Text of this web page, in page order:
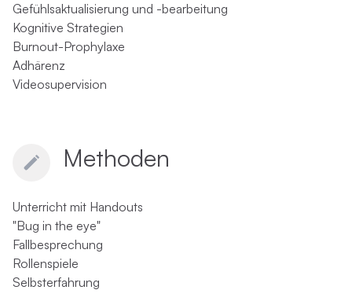
Gefühlsaktualisierung und -bearbeitung
Kognitive Strategien
Burnout-Prophylaxe
Adhärenz
Videosupervision
Methoden
Unterricht mit Handouts
"Bug in the eye"
Fallbesprechung
Rollenspiele
Selbsterfahrung